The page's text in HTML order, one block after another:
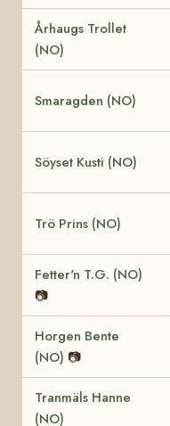
Århaugs Trollet
(NO)
Smaragden (NO)
Söyset Kusti (NO)
Trö Prins (NO)
Fetter'n T.G. (NO)
📷
Horgen Bente
(NO) 📷
Tranmäls Hanne
(NO)